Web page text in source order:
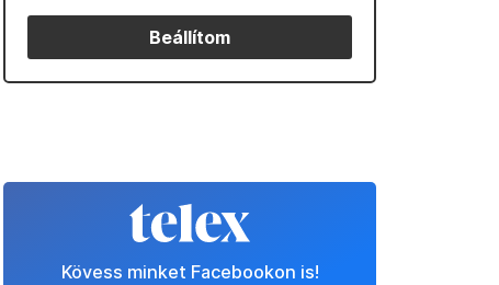
Beállítom
Kövess minket Facebookon is!